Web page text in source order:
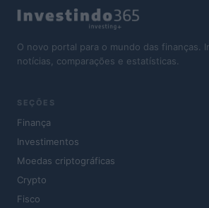
O novo portal para o mundo das finanças.
notícias, comparações e estatísticas.
SEÇÕES
Finança
Investimentos
Moedas criptográficas
Crypto
Fisco